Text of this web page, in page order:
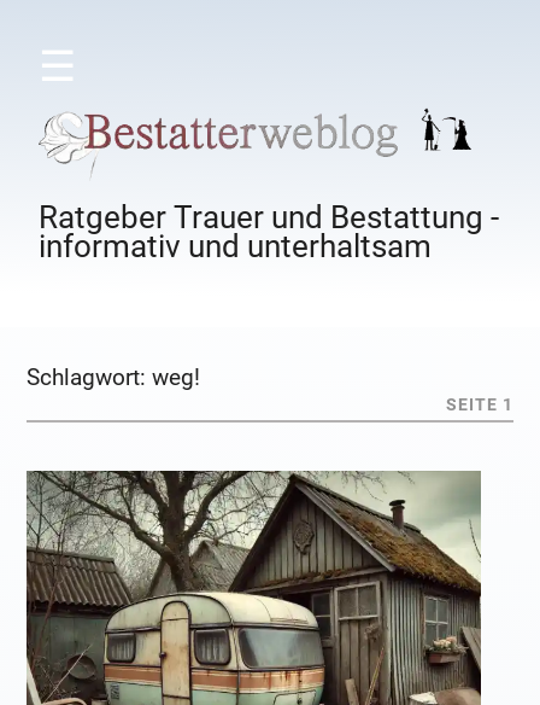
☰
Ratgeber Trauer und Bestattung -
informativ und unterhaltsam
Schlagwort:weg!
SEITE 1